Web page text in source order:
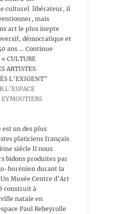
culturel libérateur, il
mais
art le plus inepte
démocratique et
ans … Continue
CULTURE
ARTISTES
L’EXIGENT"
L’ESPACE
EYMOUTIERS
est un des plus
platiciens français
siécle Il nous
bidons produites par
burénien durant la
Musée Centre d’Art
construit à
natale en
Paul Rebeyrolle